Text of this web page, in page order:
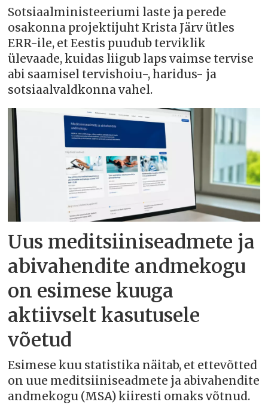
Sotsiaalministeeriumi laste ja perede
osakonna projektijuht Krista Järv ütles
ERR-ile, et Eestis puudub terviklik
ülevaade, kuidas liigub laps vaimse tervise
abi saamisel tervishoiu-, haridus- ja
sotsiaalvaldkonna vahel.
Uus meditsiiniseadmete ja
abivahendite andmekogu
on esimese kuuga
aktiivselt kasutusele
võetud
Esimese kuu statistika näitab, et ettevõtted
on uue meditsiiniseadmete ja abivahendite
andmekogu (MSA) kiiresti omaks võtnud.